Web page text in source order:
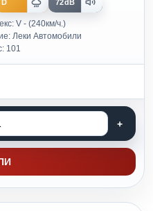
D 72dB
V - (240км/ч.)
Леки Автомобили
101